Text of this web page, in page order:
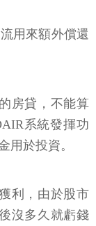
用來額外償還
房貸，不能算
系統發揮功
用於投資。
利，由於股市
沒多久就虧錢